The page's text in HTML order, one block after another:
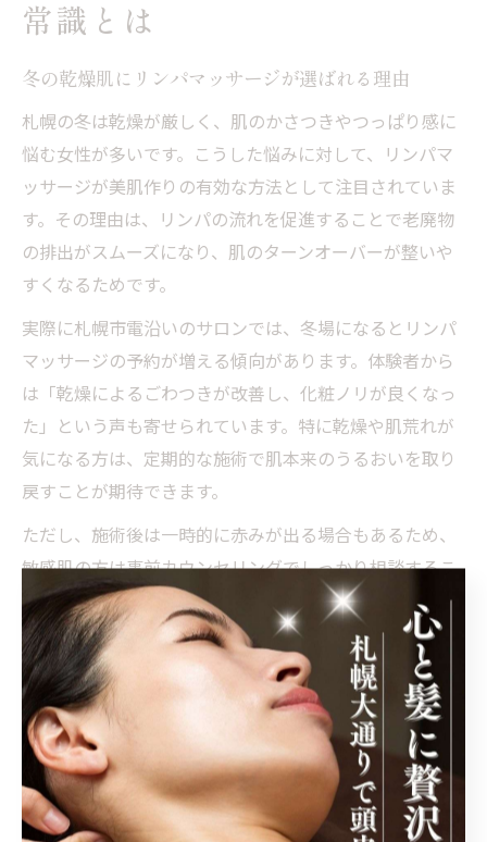
常識とは
冬の乾燥肌にリンパマッサージが選ばれる理由
札幌の冬は乾燥が厳しく、肌のかさつきやつっぱり感に
悩む女性が多いです。こうした悩みに対して、リンパマ
ッサージが美肌作りの有効な方法として注目されていま
す。その理由は、リンパの流れを促進することで老廃物
の排出がスムーズになり、肌のターンオーバーが整いや
すくなるためです。
実際に札幌市電沿いのサロンでは、冬場になるとリンパ
マッサージの予約が増える傾向があります。体験者から
は「乾燥によるごわつきが改善し、化粧ノリが良くなっ
た」という声も寄せられています。特に乾燥や肌荒れが
気になる方は、定期的な施術で肌本来のうるおいを取り
戻すことが期待できます。
ただし、施術後は一時的に赤みが出る場合もあるため、
敏感肌の方は事前カウンセリングでしっかり相談するこ
とが大切です。プロによるサポートを受けることで、安
心して冬の乾燥対策を始められます。
市電沿いで見つける乾燥対策の美肌リンパケア
札幌市電沿線には、アクセスしやすい場所に多彩な美肌
ケアサロンが点在しています。特に「徒歩数分」「駅
近」といった立地の良さが、忙しい女性でも通いやすい
理由の一つです。市電沿いのサロンでは、冬の乾燥に特